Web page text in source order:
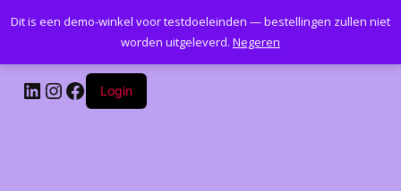
Kantoormeubelenplus.com
LinkedIn
Instagram
Facebook
Login
Dit is een demo-winkel voor testdoeleinden — bestellingen zullen niet
worden uitgeleverd. Negeren